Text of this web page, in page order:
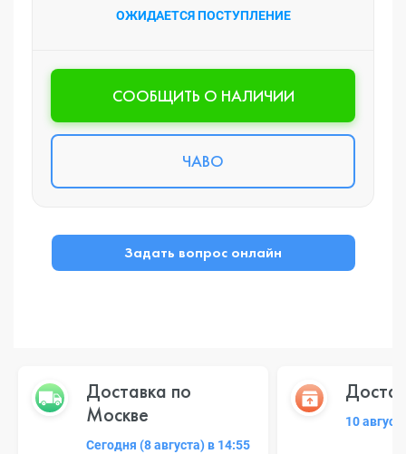
ОЖИДАЕТСЯ ПОСТУПЛЕНИЕ
CООБЩИТЬ О НАЛИЧИИ
ЧАВО
Задать вопрос онлайн
Доставка по
Москве
Сегодня (8 августа) в 14:55
10